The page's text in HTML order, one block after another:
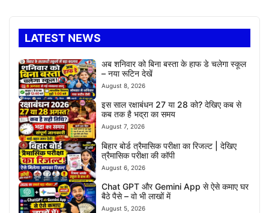
LATEST NEWS
अब शनिवार को बिना बस्ता के हाफ डे चलेगा स्कूल
– नया रूटिन देखें
August 8, 2026
इस साल रक्षाबंधन 27 या 28 को? देखिए कब से
कब तक है भद्रा का समय
August 7, 2026
बिहार बोर्ड त्रैमासिक परीक्षा का रिजल्ट | देखिए
त्रैमासिक परीक्षा की कॉपी
August 6, 2026
Chat GPT और Gemini App से ऐसे कमाए घर
बैठे पैसे – वो भी लाखों में
August 5, 2026